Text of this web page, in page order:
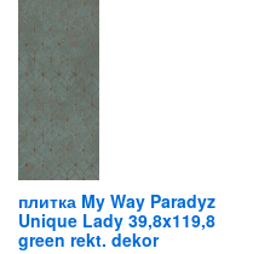
плитка My Way Paradyz
Unique Lady 39,8x119,8
green rekt. dekor